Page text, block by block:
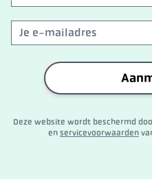
Deze website wordt beschermd
en servicevoorwaarden